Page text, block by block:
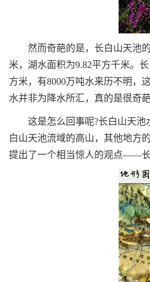
然而奇葩的是，长白山天池的
米，湖水面积为9.82平方千米。
方米，有8000万吨水来历不明，
水并非为降水所汇，真的是很奇
这是怎么回事呢?长白山天池水
白山天池流域的高山，其他地方
提出了一个相当惊人的观点——